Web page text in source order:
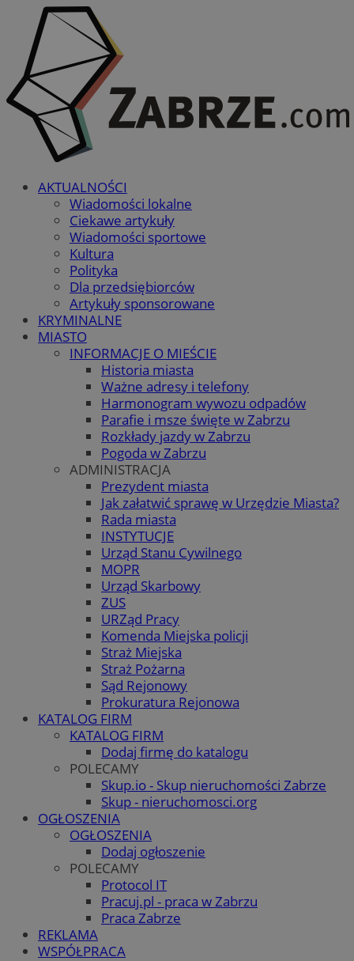
AKTUALNOŚCI
Wiadomości lokalne
Ciekawe artykuły
Wiadomości sportowe
Kultura
Polityka
Dla przedsiębiorców
Artykuły sponsorowane
KRYMINALNE
MIASTO
INFORMACJE O MIEŚCIE
Historia miasta
Ważne adresy i telefony
Harmonogram wywozu odpadów
Parafie i msze święte w Zabrzu
Rozkłady jazdy w Zabrzu
Pogoda w Zabrzu
ADMINISTRACJA
Prezydent miasta
Jak załatwić sprawę w Urzędzie Miasta?
Rada miasta
INSTYTUCJE
Urząd Stanu Cywilnego
MOPR
Urząd Skarbowy
ZUS
URZąd Pracy
Komenda Miejska policji
Straż Miejska
Straż Pożarna
Sąd Rejonowy
Prokuratura Rejonowa
KATALOG FIRM
KATALOG FIRM
Dodaj firmę do katalogu
POLECAMY
Skup.io - Skup nieruchomości Zabrze
Skup - nieruchomosci.org
OGŁOSZENIA
OGŁOSZENIA
Dodaj ogłoszenie
POLECAMY
Protocol IT
Pracuj.pl - praca w Zabrzu
Praca Zabrze
REKLAMA
WSPÓŁPRACA